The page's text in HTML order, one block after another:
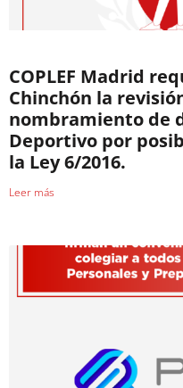
COPLEF Madrid
Chinchón la
nombramiento de
Deportivo por
la Ley 6/2016.
Leer más